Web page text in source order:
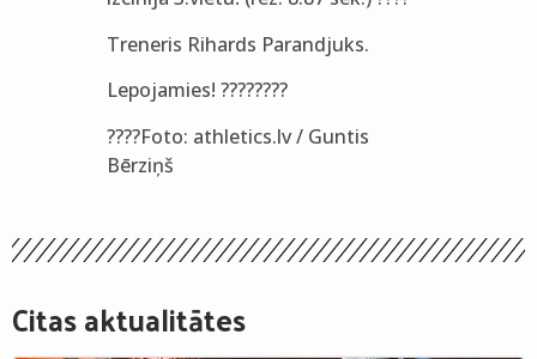
Treneris Rihards Parandjuks.
Lepojamies! ????????
????Foto: athletics.lv / Guntis
Bērziņš
Citas aktualitātes